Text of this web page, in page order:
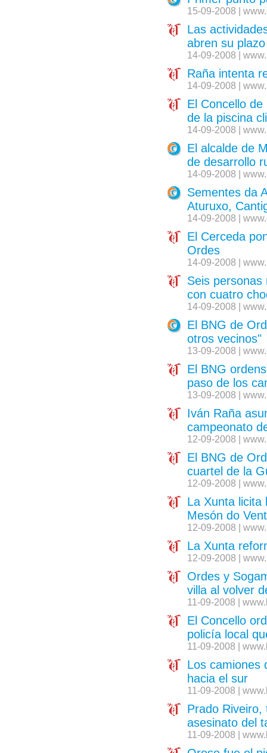
15-09-2008 |
Las
abren su
14-09-2008 |
Raña intenta
14-09-2008 |
El Concello
de la piscina
14-09-2008 |
El alcalde de
de desarrollo
14-09-2008 |
Sementes da
Aturuxo,
14-09-2008 |
El Cerceda
Ordes
14-09-2008 |
Seis personas
con cuatro
14-09-2008 |
El BNG de
otros vecinos"
13-09-2008 |
El BNG
paso de los
13-09-2008 |
Iván Raña
campeonato
12-09-2008 |
El BNG de
cuartel de la
12-09-2008 |
La Xunta licita
Mesón do
12-09-2008 |
La Xunta
12-09-2008 |
Ordes y
villa al volver
11-09-2008 |
El Concello
policía local
11-09-2008 |
Los camiones
hacia el sur
11-09-2008 |
Prado
asesinato del
11-09-2008 |